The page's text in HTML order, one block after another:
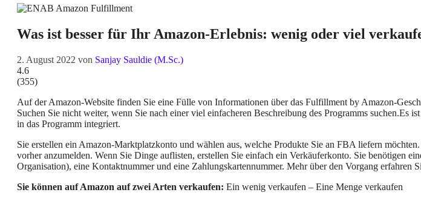
Was ist besser für Ihr Amazon-Erlebnis: wenig oder viel
2. August 2022 von Sanjay Sauldie (M.Sc.)
4.6
(355)
Auf der Amazon-Website finden Sie eine Fülle von Informationen über das Fulfillment by Amazon-
Suchen Sie nicht weiter, wenn Sie nach einer viel einfacheren Beschreibung des Programms
in das Programm integriert.
Sie erstellen ein Amazon-Marktplatzkonto und wählen aus, welche Produkte Sie an FBA liefern
vorher anzumelden. Wenn Sie Dinge auflisten, erstellen Sie einfach ein Verkäuferkonto. Sie benötigen
Organisation), eine Kontaktnummer und eine Zahlungskartennummer. Mehr über den Vorgang
Sie können auf Amazon auf zwei Arten verkaufen: Ein wenig verkaufen – Eine Menge verkaufen